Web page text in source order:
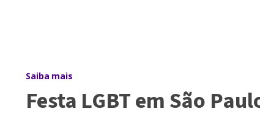
Saiba mais
Festa LGBT em São